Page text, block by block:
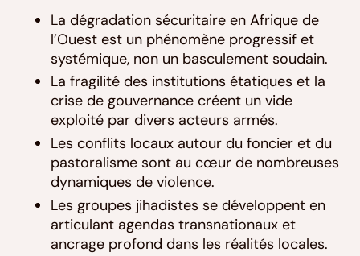
La dégradation sécuritaire en Afrique de
l’Ouest est un phénomène progressif et
systémique, non un basculement soudain.
La fragilité des institutions étatiques et la
crise de gouvernance créent un vide
exploité par divers acteurs armés.
Les conflits locaux autour du foncier et du
pastoralisme sont au cœur de nombreuses
dynamiques de violence.
Les groupes jihadistes se développent en
articulant agendas transnationaux et
ancrage profond dans les réalités locales.